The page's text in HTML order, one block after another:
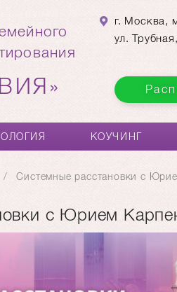
г. Москва,
ул.
КОУЧИНГ
Системные расстановки с
с Юрием